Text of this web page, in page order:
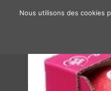
À propos
Nous utilisons des cookies